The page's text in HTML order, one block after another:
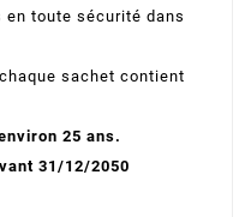
toute sécurité dans
sachet contient
25 ans.
31/12/2050